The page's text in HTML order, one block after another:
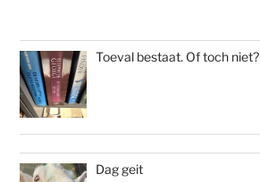
Toeval bestaat. Of toch niet?
Dag geit